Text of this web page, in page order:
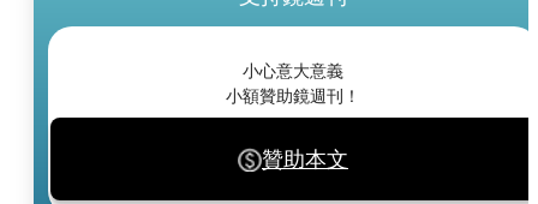
小心意大意義
小額贊助鏡週刊！
贊助本文